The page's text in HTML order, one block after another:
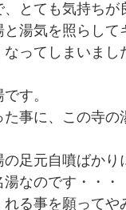
とても気持ちが
湯気を照らし
ってしまいまし
す。
事に、この寺
足元自噴ばか
なのです・・・
る事を願ってや